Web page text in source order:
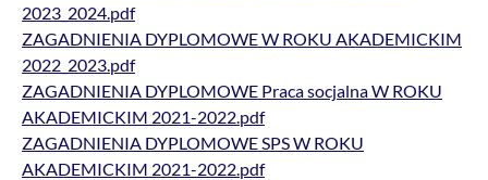
2023_2024.pdf
ZAGADNIENIA DYPLOMOWE W ROKU AKADEMICKIM
2022_2023.pdf
ZAGADNIENIA DYPLOMOWE Praca socjalna W ROKU
AKADEMICKIM 2021-2022.pdf
ZAGADNIENIA DYPLOMOWE SPS W ROKU
AKADEMICKIM 2021-2022.pdf